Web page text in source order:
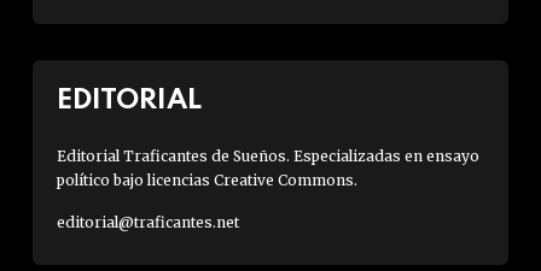
EDITORIAL
Editorial Traficantes de Sueños. Especializadas en ensayo
político bajo licencias Creative Commons.
editorial@traficantes.net